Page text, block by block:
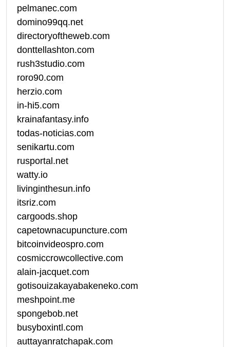
pelmanec.com
domino99qq.net
directoryoftheweb.com
donttellashton.com
rush3studio.com
roro90.com
herzio.com
in-hi5.com
krainafantasy.info
todas-noticias.com
senikartu.com
rusportal.net
watty.io
livinginthesun.info
itsriz.com
cargoods.shop
capetownacupuncture.com
bitcoinvideospro.com
cosmiccrowcollective.com
alain-jacquet.com
gotisouizakayabakeneko.com
meshpoint.me
spongebob.net
busyboxintl.com
auttayanratchapak.com